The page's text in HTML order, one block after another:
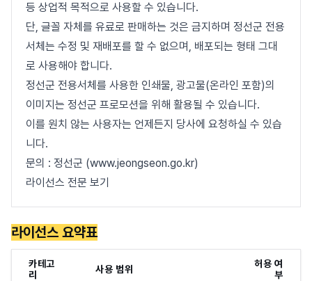
등 상업적 목적으로 사용할 수 있습니다.
단, 글꼴 자체를 유료로 판매하는 것은 금지하며 정선군 전용
서체는 수정 및 재배포를 할 수 없으며, 배포되는 형태 그대
로 사용해야 합니다.
정선군 전용서체를 사용한 인쇄물, 광고물(온라인 포함)의
이미지는 정선군 프로모션을 위해 활용될 수 있습니다.
이를 원치 않는 사용자는 언제든지 당사에 요청하실 수 있습
니다.
문의 : 정선군 (www.jeongseon.go.kr)
라이선스 전문 보기
라이선스 요약표
카테고
리
사용 범위
허용 여
부